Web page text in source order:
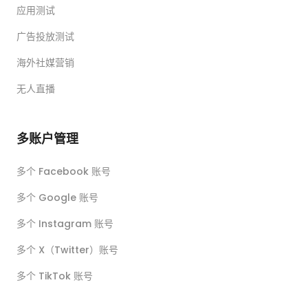
应用测试
广告投放测试
海外社媒营销
无人直播
多账户管理
多个 Facebook 账号
多个 Google 账号
多个 Instagram 账号
多个 X（Twitter）账号
多个 TikTok 账号